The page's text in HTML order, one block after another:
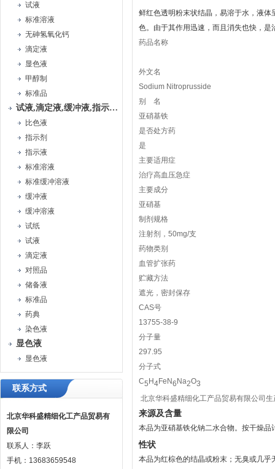
试液
标准溶液
无砷氢氧化钙
滴定液
显色液
甲醇制
标准品
试液,滴定液,缓冲液,指示液,试纸
比色液
指示剂
指示液
标准溶液
标准缓冲溶液
缓冲液
缓冲溶液
试纸
试液
滴定液
对照品
储备液
标准品
药典
染色液
显色液
显色液
联系方式
北京华科盛精细化工产品贸易有
限公司
联系人：李跃
手机：13683659548
鲜红色透明粉末状结晶，易溶于水，液
色。由于其作用迅速，而且消失也快，是
药品名称
外文名
Sodium Nitroprusside
别 名
亚硝基铁
是否处方药
是
主要适用症
治疗高血压急症
主要成分
亚硝基
制剂规格
注射剂，50mg/支
药物类别
血管扩张药
贮藏方法
遮光，密封保存
CAS号
13755-38-9
分子量
297.95
分子式
C5 H4FeN6 Na2O3
北京华科盛精细化工产品贸易有限公司
来源及含量
本品为亚硝基铁化钠二水合物。按干燥品
性状
本品为红棕色的结晶或粉末；无臭或几乎